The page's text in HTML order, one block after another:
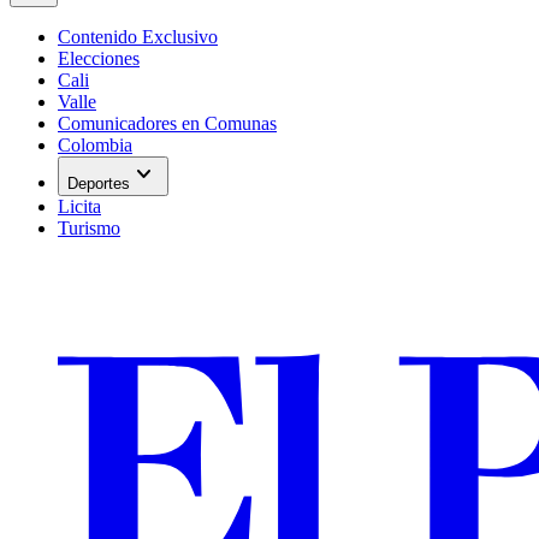
Contenido Exclusivo
Elecciones
Cali
Valle
Comunicadores en Comunas
Colombia
Deportes expand_more
Licita
Turismo